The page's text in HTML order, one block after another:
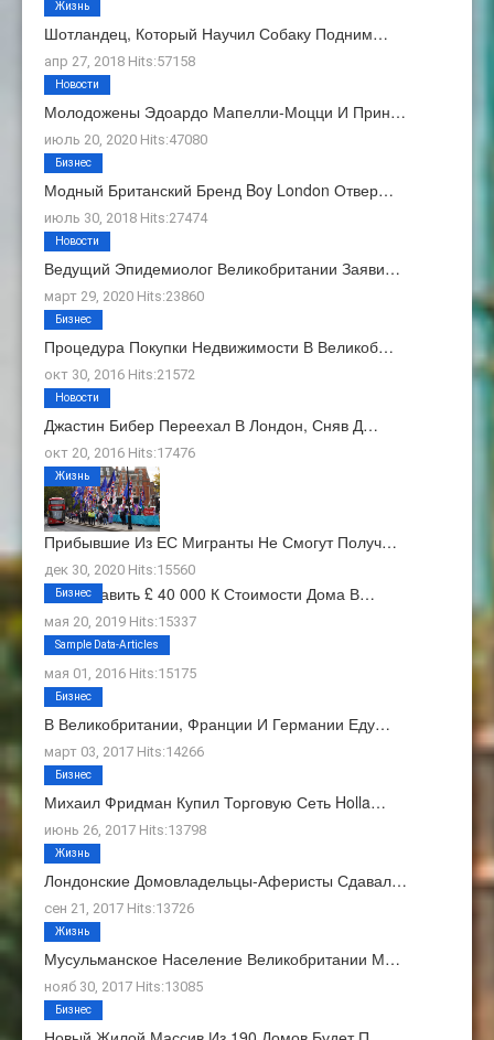
Шотландец, Который Научил Собаку Подним…
апр 27, 2018 Hits:57158
Жизнь
Молодожены Эдоардо Мапелли-Моцци И Прин…
июль 20, 2020 Hits:47080
Новости
Модный Британский Бренд Boy London Отвер…
июль 30, 2018 Hits:27474
Бизнес
Ведущий Эпидемиолог Великобритании Заяви…
март 29, 2020 Hits:23860
Новости
Процедура Покупки Недвижимости В Великоб…
окт 30, 2016 Hits:21572
Бизнес
Джастин Бибер Переехал В Лондон, Сняв Д…
окт 20, 2016 Hits:17476
Новости
Прибывшие Из ЕС Мигранты Не Смогут Получ…
дек 30, 2020 Hits:15560
Жизнь
Как Добавить £ 40 000 К Стоимости Дома В…
мая 20, 2019 Hits:15337
Бизнес
О Нас
мая 01, 2016 Hits:15175
Sample Data-Articles
В Великобритании, Франции И Германии Еду…
март 03, 2017 Hits:14266
Бизнес
Михаил Фридман Купил Торговую Сеть Holla…
июнь 26, 2017 Hits:13798
Бизнес
Лондонские Домовладельцы-Аферисты Сдавал…
сен 21, 2017 Hits:13726
Жизнь
Мусульманское Население Великобритании М…
нояб 30, 2017 Hits:13085
Жизнь
Бизнес